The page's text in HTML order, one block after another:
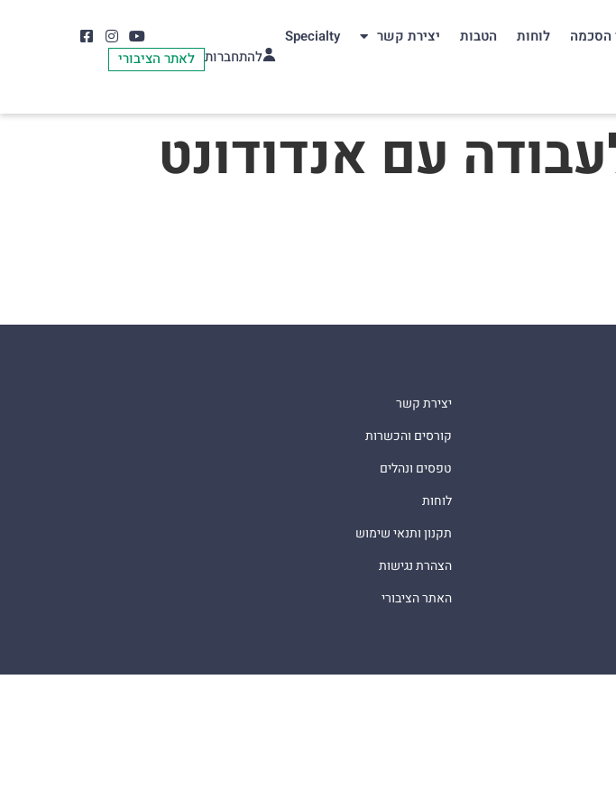
הסכמה לוחות הטבות יצירת קשר
Specialty
להתחברות לאתר הציבורי
עם אנדודונט
יצירת קשר
קורסים והכשרות
טפסים ונהלים
לוחות
תקנון ותנאי שימוש
הצהרת נגישות
האתר הציבורי